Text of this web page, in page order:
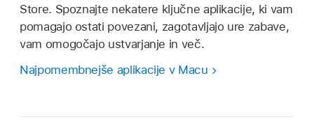
Store. Spoznajte nekatere ključne aplikacije, ki vam
pomagajo ostati povezani, zagotavljajo ure zabave,
vam omogočajo ustvarjanje in več.
Najpomembnejše aplikacije v Macu